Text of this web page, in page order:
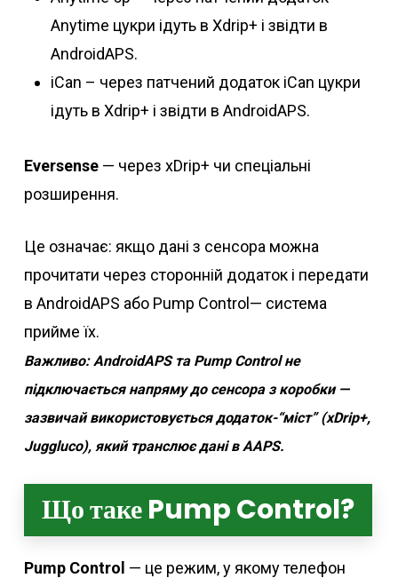
Anytime цукри ідуть в Xdrip+ і звідти в
AndroidAPS.
iCan – через патчений додаток iCan цукри
ідуть в Xdrip+ і звідти в AndroidAPS.
Eversense— через xDrip+ чи спеціальні
розширення.
Це означає: якщо дані з сенсора можна
прочитати через сторонній додаток і передати
в AndroidAPS або Pump Control— система
прийме їх.
Важливо: AndroidAPS та Pump Control не
підключається напряму до сенсора з коробки —
зазвичай використовується додаток-“міст” (xDrip+,
Juggluco), який транслює дані в AAPS.
Що таке Pump Control?
Pump Control — це режим, у якому телефон